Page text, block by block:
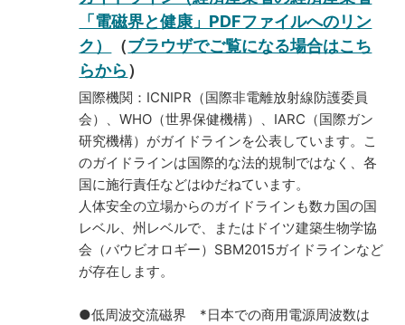
「電磁界と健康」PDFファイルへのリン
ク）
（ブラウザでご覧になる場合はこち
らから）
国際機関：ICNIPR（国際非電離放射線防護委員
会）、WHO（世界保健機構）、IARC（国際ガン
研究機構）がガイドラインを公表しています。こ
のガイドラインは国際的な法的規制ではなく、各
国に施行責任などはゆだねています。
人体安全の立場からのガイドラインも数カ国の国
レベル、州レベルで、またはドイツ建築生物学協
会（バウビオロギー）SBM2015ガイドラインなど
が存在します。
●低周波交流磁界 *日本での商用電源周波数は